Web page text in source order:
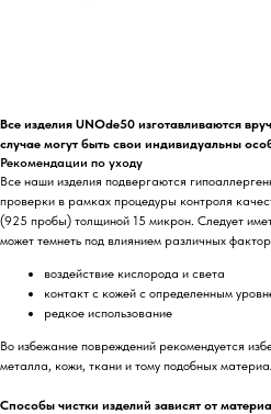
Все изделия UNOde50 изготавливаются
случае могут быть свои индивидуальны
Рекомендации по уходу
Все наши изделия подвергаются
проверки в рамках процедуры контроля
(925 пробы) толщиной 15 микрон. Следует
может темнеть под влиянием различных
воздействие кислорода и света
контакт с кожей с определенным
редкое использование
Во избежание повреждений рекомендуется
металла, кожи, ткани и тому подобных
Способы чистки изделий зависят от